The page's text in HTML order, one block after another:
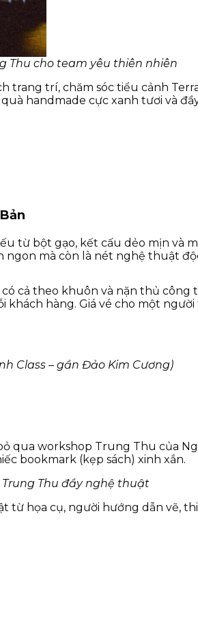
Thu cho team yêu thiên nhiên
trang trí, chăm sóc tiểu cảnh
handmade cực xanh tươi và
từ bột gạo, kết cấu dẻo mịn và
mà còn là nét nghệ thuật
cả theo khuôn và nặn thủ công
hàng. Giá vé cho một
Class – gần Đảo Kim Cương)
workshop Trung Thu của
bookmark (kẹp sách) xinh xắn.
Trung Thu đầy nghệ thuật
họa cụ, người hướng dẫn vẽ,